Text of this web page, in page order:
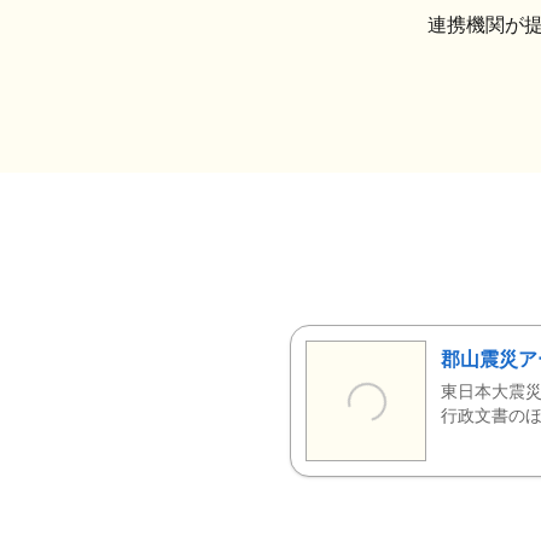
連携機関が
郡山震災
東日本大震
行政文書の